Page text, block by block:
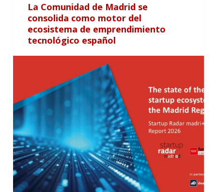
La Comunidad de Madrid se
consolida como motor del
ecosistema de emprendimiento
tecnológico español